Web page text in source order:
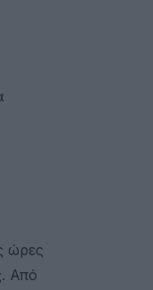
ώρες
Από